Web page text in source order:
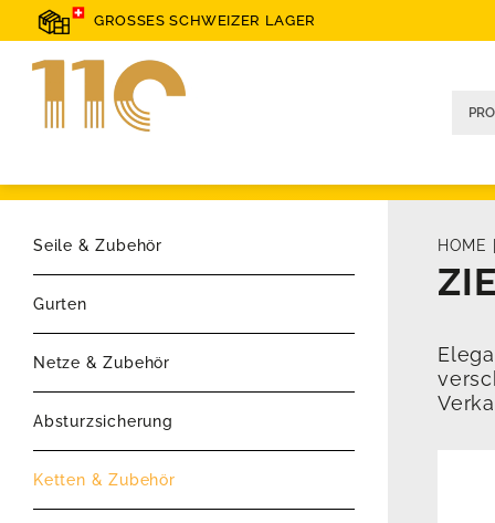
GROSSES SCHWEIZER LAGER
Seile & Zubehör
Gurten
Netze & Zubehör
Absturzsicherung
Ketten & Zubehör
HOME